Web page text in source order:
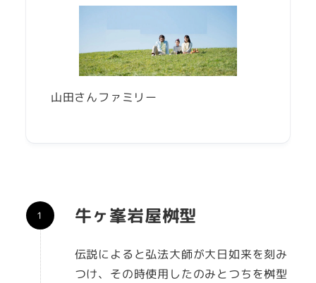
山田さんファミリー
牛ヶ峯岩屋桝型
伝説によると弘法大師が大日如来を刻み
つけ、その時使用したのみとつちを桝型